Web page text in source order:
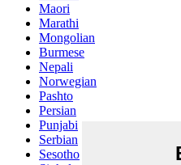
Maori
Marathi
Mongolian
Burmese
Nepali
Norwegian
Pashto
Persian
Punjabi
Serbian
Sesotho